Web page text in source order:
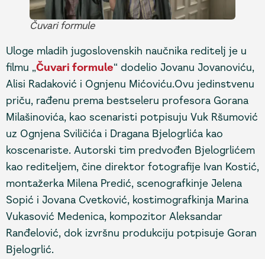
Čuvari formule
Uloge mladih jugoslovenskih naučnika reditelj je u
filmu „Čuvari formule“ dodelio Jovanu Jovanoviću,
Alisi Radaković i Ognjenu Mićoviću.Ovu jedinstvenu
priču, rađenu prema bestseleru profesora Gorana
Milašinovića, kao scenaristi potpisuju Vuk Ršumović
uz Ognjena Sviličića i Dragana Bjelogrlića kao
koscenariste. Autorski tim predvođen Bjelogrlićem
kao rediteljem, čine direktor fotografije Ivan Kostić,
montažerka Milena Predić, scenografkinje Jelena
Sopić i Jovana Cvetković, kostimografkinja Marina
Vukasović Medenica, kompozitor Aleksandar
Ranđelović, dok izvršnu produkciju potpisuje Goran
Bjelogrlić.